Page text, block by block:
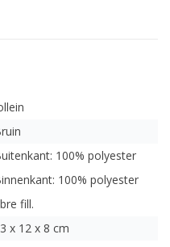
100% polyester
100% polyester
fill.
x 12 x 8 cm